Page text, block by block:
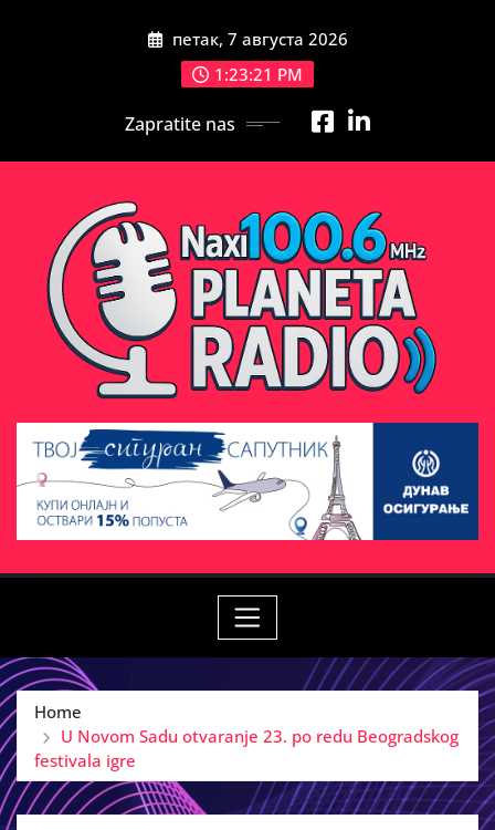
петак, 7 августа 2026
1:23:23 PM
Zapratite nas
Home
U Novom Sadu otvaranje 23. po redu Beogradskog
festivala igre